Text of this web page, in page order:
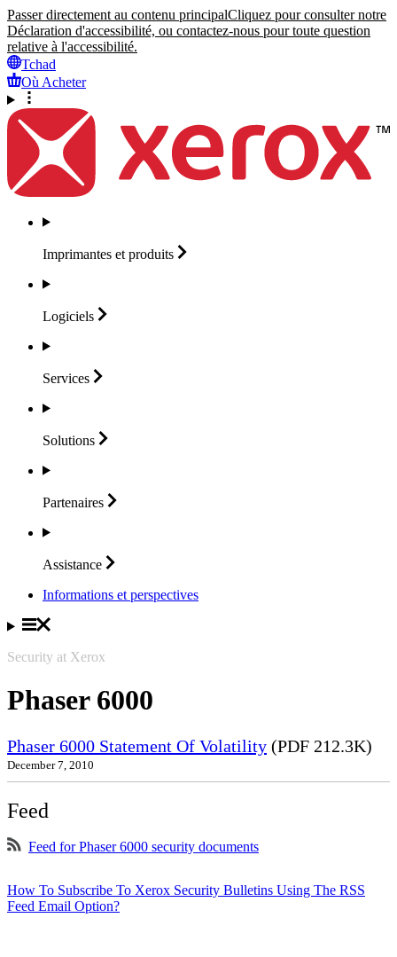
Passer directement au contenu principalCliquez pour consulter notre
Déclaration d'accessibilité, ou contactez-nous pour toute question
relative à l'accessibilité.
Tchad
Où Acheter
Imprimantes et produits
Logiciels
Services
Solutions
Partenaires
Assistance
Informations et perspectives
Security at Xerox
Phaser 6000
Phaser 6000 Statement Of Volatility (PDF 212.3K)
December 7, 2010
Feed
Feed for Phaser 6000 security documents
How To Subscribe To Xerox Security Bulletins Using The RSS
Feed Email Option?